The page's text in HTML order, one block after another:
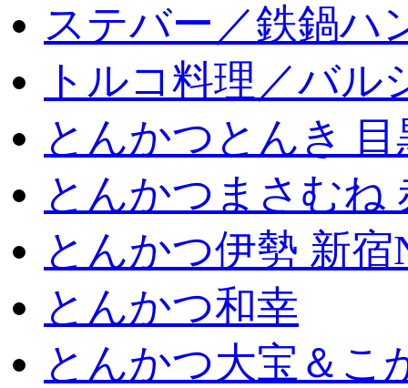
ステバー／鉄鍋ハ
トルコ料理／バル
とんかつとんき
とんかつまさむね
とんかつ伊勢 新宿
とんかつ和幸
とんかつ大宝＆こ